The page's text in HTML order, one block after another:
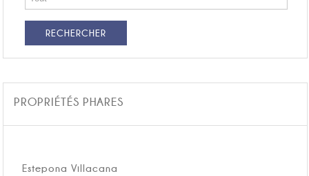
PROPRIÉTÉS PHARES
Estepona Villacana